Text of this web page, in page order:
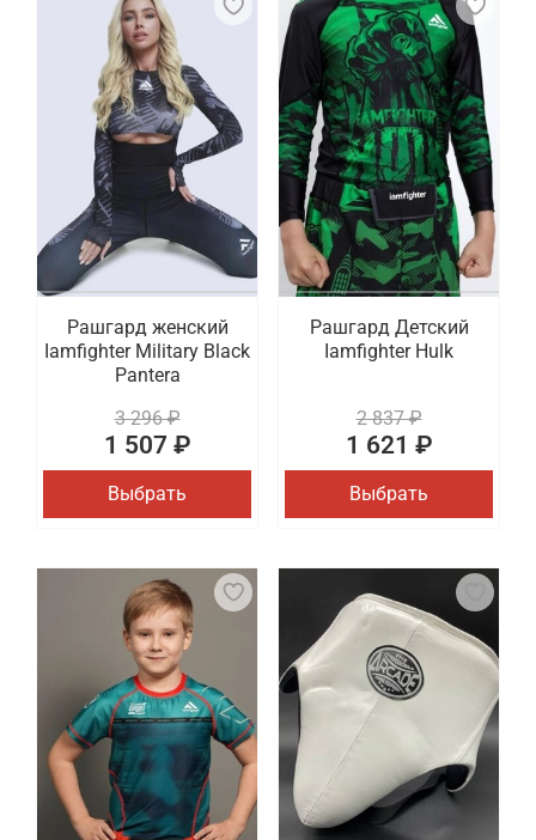
Рашгард женский
Iamfighter Military Black
Pantera
3 296 ₽
1 507 ₽
Выбрать
Рашгард Детский
Iamfighter Hulk
2 837 ₽
1 621 ₽
Выбрать